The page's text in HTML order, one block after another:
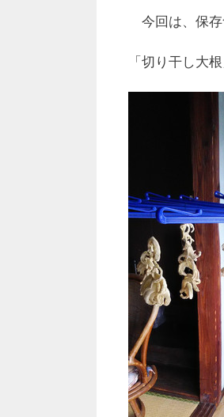
今回は、保存
「切り干し大根